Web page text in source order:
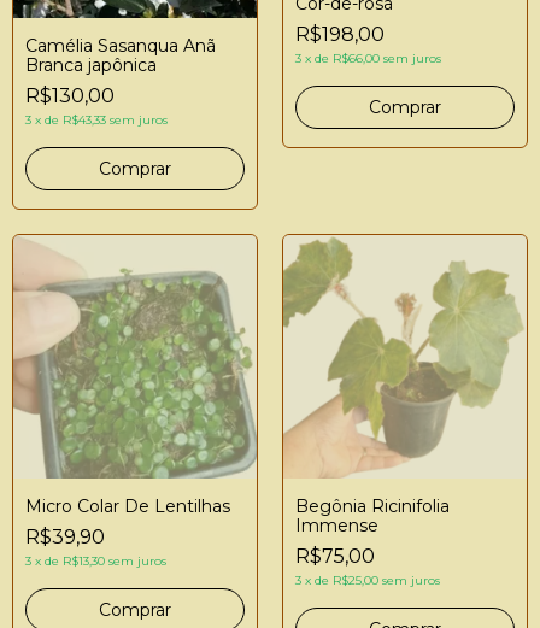
Camélia Sasanqua Anã
Branca japônica
R$130,00
3 x de R$43,33 sem juros
R$198,00
3 x de R$66,00 sem juros
Micro Colar De Lentilhas
R$39,90
3 x de R$13,30 sem juros
Begônia Ricinifolia
Immense
R$75,00
3 x de R$25,00 sem juros